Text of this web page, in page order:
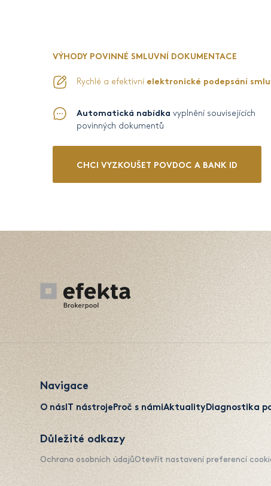
VÝHODY POVINNÉ SMLUVNÍ DOKUMENTACE
Rychlé a efektivní elektronické podepsání
Automatická nabídka vyplnění souvisejících
povinných dokumentů
CHCI VYZKOUŠET POVDOC A BANK ID
Navigace
O násIT nástrojeProč s námiAktualityDiagnostika
Důležité odkazy
Ochrana osobních údajůOtevřít nastavení preferencí